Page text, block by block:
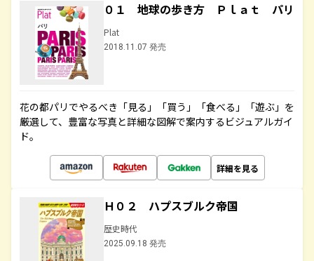
０１ 地球の歩き方 Ｐｌａｔ パリ
Plat
2018.11.07 発売
花の都パリでやるべき「見る」「買う」「食べる」「遊ぶ」を
厳選して、豊富な写真と詳細な図解で案内するビジュアルガイ
ド。
詳細を見る
Ｈ０２ ハプスブルク帝国
歴史時代
2025.09.18 発売